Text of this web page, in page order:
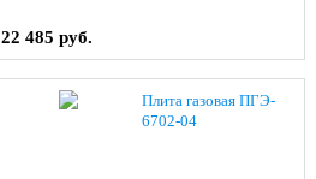
22 485 руб.
Плита газовая ПГЭ-
6702-04